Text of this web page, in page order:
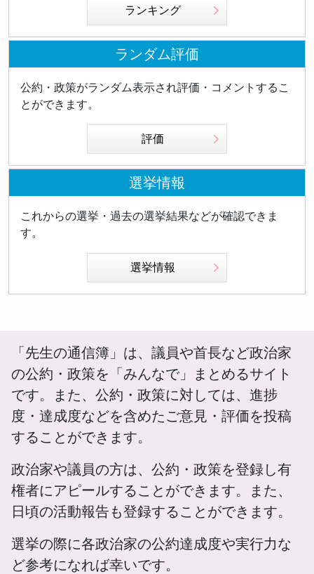
ランキング
ランダム評価
公約・政策がランダム表示され評価・コメントするこ
とができます。
評価
選挙情報
これからの選挙・過去の選挙結果などが確認できま
す。
選挙情報
「先生の通信簿」は、議員や首長など政治家
の公約・政策を「みんなで」まとめるサイト
です。また、公約・政策に対しては、進捗
度・達成度などを含めたご意見・評価を投稿
することができます。
政治家や議員の方は、公約・政策を登録し有
権者にアピールすることができます。また、
日頃の活動報告も登録することができます。
選挙の際に各政治家の公約達成度や実行力な
ど参考になれば幸いです。